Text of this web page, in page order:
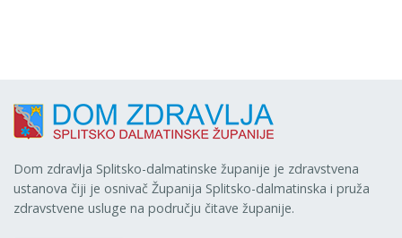
Dom zdravlja Splitsko-dalmatinske županije je zdravstvena
ustanova čiji je osnivač Županija Splitsko-dalmatinska i pruža
zdravstvene usluge na području čitave županije.